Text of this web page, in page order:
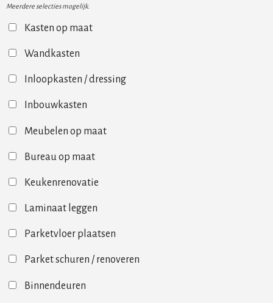
Meerdere selecties mogelijk.
Kasten op maat
Wandkasten
Inloopkasten / dressing
Inbouwkasten
Meubelen op maat
Bureau op maat
Keukenrenovatie
Laminaat leggen
Parketvloer plaatsen
Parket schuren / renoveren
Binnendeuren